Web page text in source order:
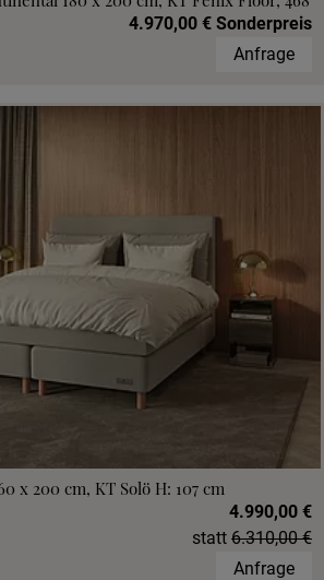
4.970,00 € Sonderpreis
Anfrage
x 200 cm, KT Solö H: 107 cm
4.990,00 €
statt 6.310,00 €
Anfrage